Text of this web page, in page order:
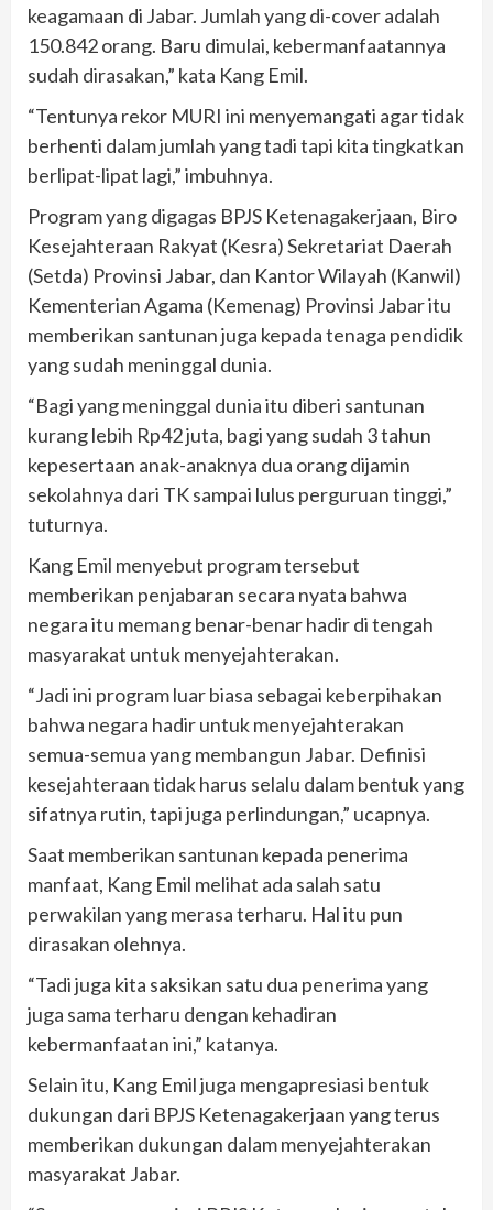
keagamaan di Jabar. Jumlah yang di-cover adalah
150.842 orang. Baru dimulai, kebermanfaatannya
sudah dirasakan,” kata Kang Emil.
“Tentunya rekor MURI ini menyemangati agar tidak
berhenti dalam jumlah yang tadi tapi kita tingkatkan
berlipat-lipat lagi,” imbuhnya.
Program yang digagas BPJS Ketenagakerjaan, Biro
Kesejahteraan Rakyat (Kesra) Sekretariat Daerah
(Setda) Provinsi Jabar, dan Kantor Wilayah (Kanwil)
Kementerian Agama (Kemenag) Provinsi Jabar itu
memberikan santunan juga kepada tenaga pendidik
yang sudah meninggal dunia.
“Bagi yang meninggal dunia itu diberi santunan
kurang lebih Rp42 juta, bagi yang sudah 3 tahun
kepesertaan anak-anaknya dua orang dijamin
sekolahnya dari TK sampai lulus perguruan tinggi,”
tuturnya.
Kang Emil menyebut program tersebut
memberikan penjabaran secara nyata bahwa
negara itu memang benar-benar hadir di tengah
masyarakat untuk menyejahterakan.
“Jadi ini program luar biasa sebagai keberpihakan
bahwa negara hadir untuk menyejahterakan
semua-semua yang membangun Jabar. Definisi
kesejahteraan tidak harus selalu dalam bentuk yang
sifatnya rutin, tapi juga perlindungan,” ucapnya.
Saat memberikan santunan kepada penerima
manfaat, Kang Emil melihat ada salah satu
perwakilan yang merasa terharu. Hal itu pun
dirasakan olehnya.
“Tadi juga kita saksikan satu dua penerima yang
juga sama terharu dengan kehadiran
kebermanfaatan ini,” katanya.
Selain itu, Kang Emil juga mengapresiasi bentuk
dukungan dari BPJS Ketenagakerjaan yang terus
memberikan dukungan dalam menyejahterakan
masyarakat Jabar.